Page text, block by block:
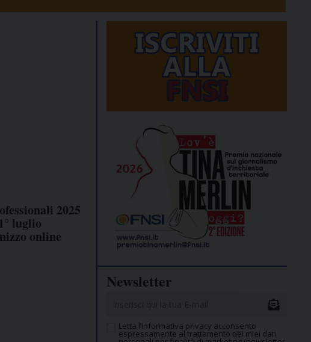
2025
luglio
online
Newsletter
Letta l’informativa privacy acconsento
espressamente al trattamento dei miei dati